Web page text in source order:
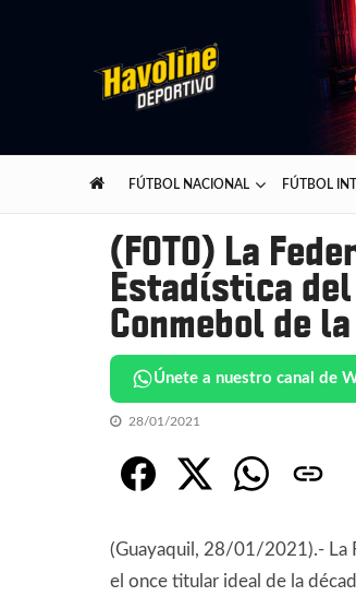
Lo mejor del deporte presentado
FÚTBOL NACIONAL FÚTBOL
(FOTO) La
Estadística
Conmebol de
Únete a nuestro canal de
28/01/2021
(Guayaquil, 28/01/2021).- La
el once titular ideal de la